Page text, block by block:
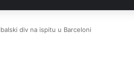
div na ispitu u Barceloni